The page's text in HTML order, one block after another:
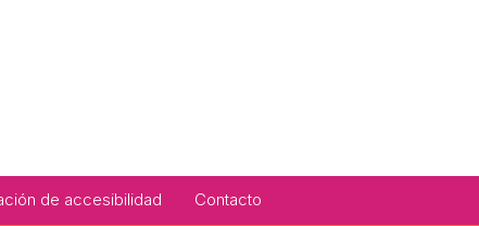
de accesibilidad Contacto